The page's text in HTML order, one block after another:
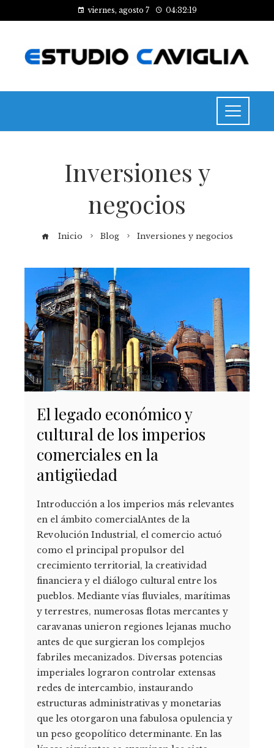
viernes, agosto 7 04:32:20
Inversiones y
negocios
Inicio Blog Inversiones y negocios
El legado económico y
cultural de los imperios
comerciales en la
antigüedad
Introducción a los imperios más relevantes
en el ámbito comercialAntes de la
Revolución Industrial, el comercio actuó
como el principal propulsor del
crecimiento territorial, la creatividad
financiera y el diálogo cultural entre los
pueblos. Mediante vías fluviales, marítimas
y terrestres, numerosas flotas mercantes y
caravanas unieron regiones lejanas mucho
antes de que surgieran los complejos
fabriles mecanizados. Diversas potencias
imperiales lograron controlar extensas
redes de intercambio, instaurando
estructuras administrativas y monetarias
que les otorgaron una fabulosa opulencia y
un peso geopolítico determinante. En las